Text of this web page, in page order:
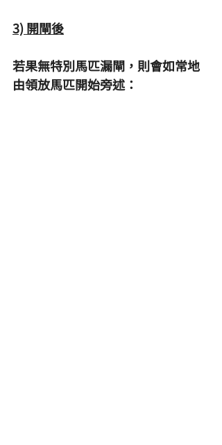
3) 開閘後
若果無特別馬匹漏閘，則會如常地
由領放馬匹開始旁述：